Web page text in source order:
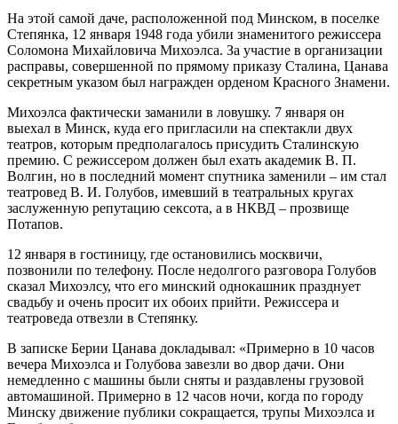
На этой самой даче, расположенной под Минском, в поселке
Степянка, 12 января 1948 года убили знаменитого режиссера
Соломона Михайловича Михоэлса. За участие в организации
расправы, совершенной по прямому приказу Сталина, Цанава
секретным указом был награжден орденом Красного Знамени.
Михоэлса фактически заманили в ловушку. 7 января он
выехал в Минск, куда его пригласили на спектакли двух
театров, которым предполагалось присудить Сталинскую
премию. С режиссером должен был ехать академик В. П.
Волгин, но в последний момент спутника заменили – им стал
театровед В. И. Голубов, имевший в театральных кругах
заслуженную репутацию сексота, а в НКВД – прозвище
Потапов.
12 января в гостиницу, где остановились москвичи,
позвонили по телефону. После недолгого разговора Голубов
сказал Михоэлсу, что его минский однокашник празднует
свадьбу и очень просит их обоих прийти. Режиссера и
театроведа отвезли в Степянку.
В записке Берии Цанава докладывал: «Примерно в 10 часов
вечера Михоэлса и Голубова завезли во двор дачи. Они
немедленно с машины были сняты и раздавлены грузовой
автомашиной. Примерно в 12 часов ночи, когда по городу
Минску движение публики сокращается, трупы Михоэлса и